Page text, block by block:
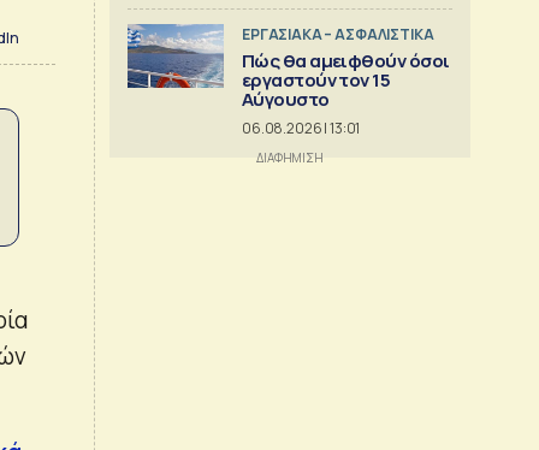
ΕΡΓΑΣΙΑΚΑ – ΑΣΦΑΛΙΣΤΙΚΑ
Πώς θα αμειφθούν όσοι
εργαστούν τον 15
Αύγουστο
06.08.2026 | 13:01